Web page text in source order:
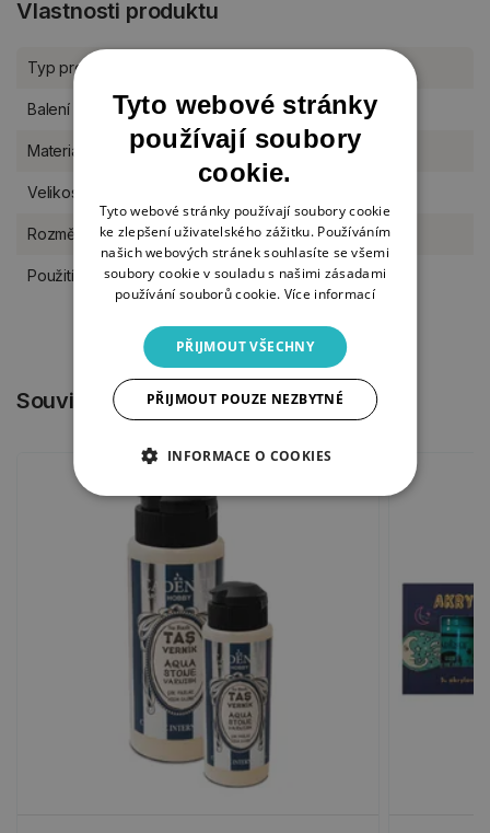
Vlastnosti produktu
Typ produktu
Balení sada
Materiál dřevo
Velikost
Rozměr 12 cm
Použití svícen
Související produkty
Tyto webové stránky
používají soubory
cookie.
Tyto webové stránky používají soubory cookie
ke zlepšení uživatelského zážitku. Používáním
našich webových stránek souhlasíte se všemi
soubory cookie v souladu s našimi zásadami
používání souborů cookie. Více informací
PŘIJMOUT VŠECHNY
PŘIJMOUT POUZE NEZBYTNÉ
INFORMACE O COOKIES